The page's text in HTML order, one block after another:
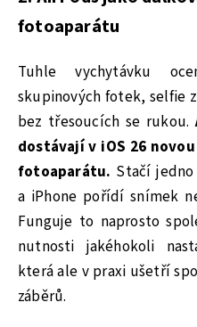
fotoaparátu
Tuhle vychytávku
skupinových fotek, selfie
bez třesoucích se rukou.
dostávají v iOS 26
fotoaparátu. Stačí
a iPhone pořídí snímek
Funguje to naprosto
nutnosti jakéhokoli
která ale v praxi ušetří
záběrů.